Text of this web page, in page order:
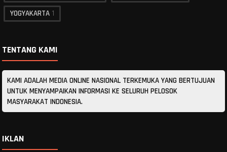
YOGYAKARTA 1
TENTANG KAMI
KAMI ADALAH MEDIA ONLINE NASIONAL TERKEMUKA YANG BERTUJUAN
UNTUK MENYAMPAIKAN INFORMASI KE SELURUH PELOSOK
MASYARAKAT INDONESIA.
IKLAN